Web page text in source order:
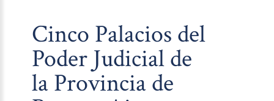
Cinco Palacios del
Poder Judicial de
la Provincia de